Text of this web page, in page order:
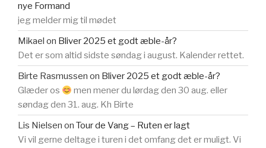
nye Formand
jeg melder mig til mødet
Mikael on Bliver 2025 et godt æble-år?
Det er som altid sidste søndag i august. Kalender rettet.
Birte Rasmussen on Bliver 2025 et godt æble-år?
Glæder os
men mener du lørdag den 30 aug. eller
søndag den 31. aug. Kh Birte
Lis Nielsen on Tour de Vang – Ruten er lagt
Vi vil gerne deltage i turen i det omfang det er muligt. Vi